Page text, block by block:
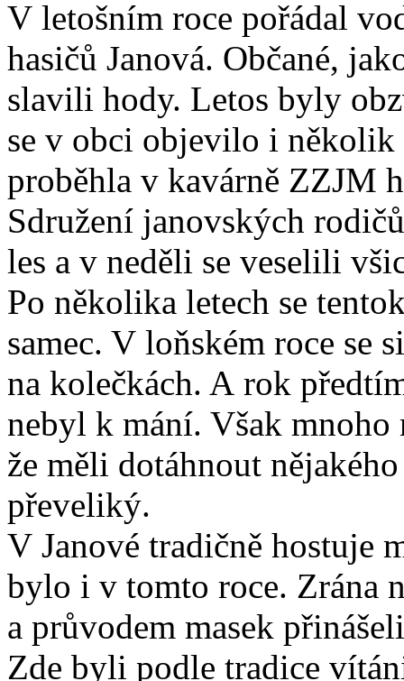
V letošním roce pořádal
hasičů Janová. Občané,
slavili hody. Letos byly
se v obci objevilo i
proběhla v kavárně ZZJM
Sdružení janovských
les a v neděli se veselili
Po několika letech se
samec. V loňském roce se
na kolečkách. A rok
nebyl k mání. Však
že měli dotáhnout
převeliký.
V Janové tradičně hostuje
bylo i v tomto roce. Zrána
a průvodem masek
Zde byli podle tradice